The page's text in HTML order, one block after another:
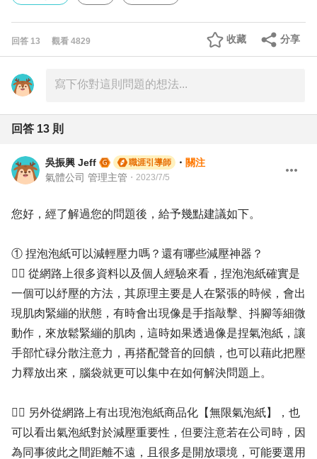
回答 13 觀看 4829 分享
收藏
回答 13 則
吳振興 Jeff 職涯引導師 ・ 關注
氣體公司 管理主管 ・ 2023/7/5
您好，經了解過您的問題後，給予幾點建議如下。
① 捏泡泡紙可以減輕壓力嗎？還有哪些減壓神器？
✍🏻 從網路上很多資料以及個人經驗來看，捏泡泡紙確實是
一個可以紓壓的方法，其原理主要是人在緊張的時候，會出
現肌肉緊繃的狀態，有時會出現像是手指敲擊、抖腳等細微
動作，來放鬆緊繃的肌肉，這時如果透過像是捏氣泡紙，讓
手部忙碌分散注意力，再搭配聲音的回饋，也可以藉此把壓
力釋放出來，腦袋就更可以集中在如何解決問題上。
✍🏻 另外從網路上有出現泡泡紙商品化【無限氣泡紙】，也
可以看出氣泡紙對於減壓重要性，但要注意若在公司時，因
為同事彼此之間距離不遠，且很多是開放環境，可能要選用